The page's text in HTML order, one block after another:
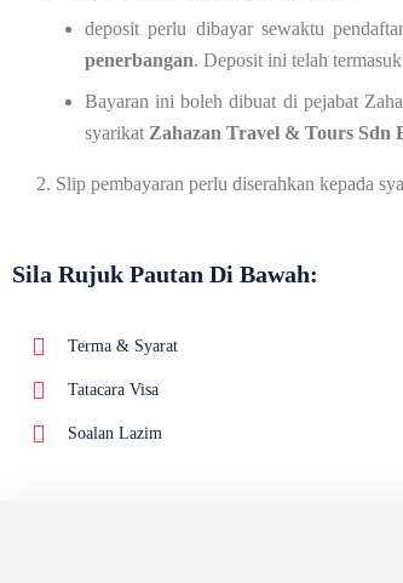
deposit perlu dibayar sewaktu
penerbangan. Deposit ini telah
Bayaran ini boleh dibuat di pejabat
syarikat Zahazan Travel & Tours Sdn
Slip pembayaran perlu diserahkan kepada
Sila Rujuk Pautan Di Bawah:
Terma & Syarat
Tatacara Visa
Soalan Lazim